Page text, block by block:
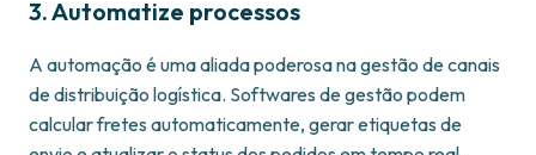
3. Automatize processos
A automação é uma aliada poderosa na gestão de canais
de distribuição logística. Softwares de gestão podem
calcular fretes automaticamente, gerar etiquetas de